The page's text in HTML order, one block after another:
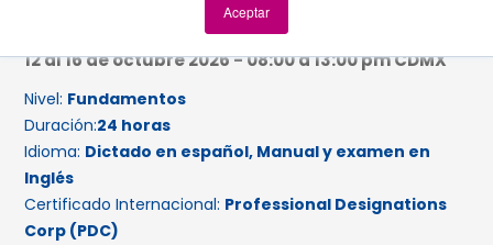
Aceptar
Próximas fechas para el Curso Online (horario CDT):
24 al 28 de agosto 2026 - 08:00 a 13:00 pm CDMX
12 al 16 de octubre 2026 - 08:00 a 13:00 pm CDMX
Nivel: Fundamentos
Duración:24 horas
Idioma: Dictado en español, Manual y examen en
Inglés
Certificado Internacional: Professional Designations
Corp (PDC)